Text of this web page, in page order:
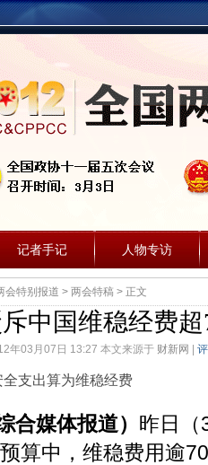
记者手记 人物专访
会特别报道 > 两会特稿 > 正文
中国维稳经费
年03月07日 13:27 本文来源于 财新网
支出算为维稳经费
合媒体报道） 昨日（
算中，维稳费用逾